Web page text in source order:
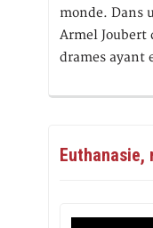
monde. Dans
Armel Joubert
drames ayant
Euthanasie,